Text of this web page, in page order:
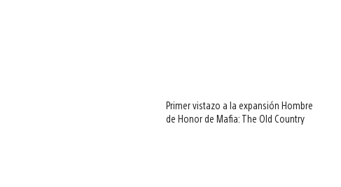
Primer vistazo a la expansión Hombre
de Honor de Mafia: The Old Country